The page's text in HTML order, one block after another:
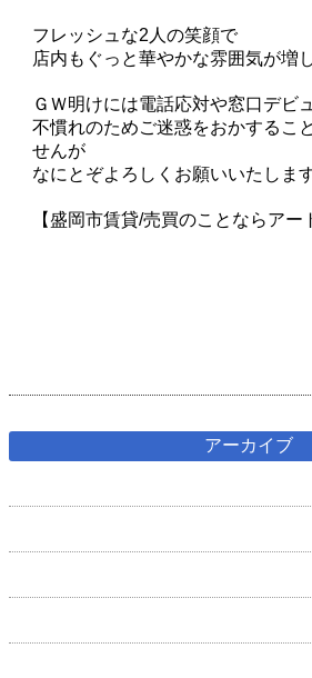
フレッシュな2人の笑顔で
店内もぐっと華やかな雰囲気が増
ＧＷ明けには電話応対や窓口デビ
不慣れのためご迷惑をおかするこ
せんが
なにとぞよろしくお願いいたしま
【盛岡市賃貸/売買のことならアー
アーカイブ